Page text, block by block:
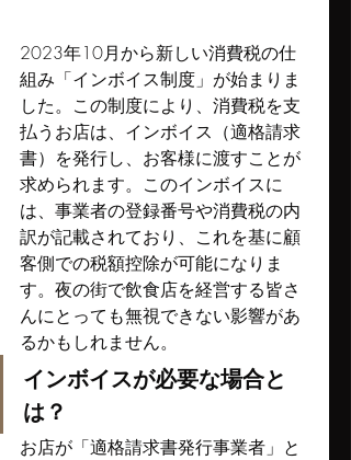
2023年10月から新しい消費税の仕
組み「インボイス制度」が始まりま
した。この制度により、消費税を支
払うお店は、インボイス（適格請求
書）を発行し、お客様に渡すことが
求められます。このインボイスに
は、事業者の登録番号や消費税の内
訳が記載されており、これを基に顧
客側での税額控除が可能になりま
す。夜の街で飲食店を経営する皆さ
んにとっても無視できない影響があ
るかもしれません。
インボイスが必要な場合と
は？
お店が「適格請求書発行事業者」と